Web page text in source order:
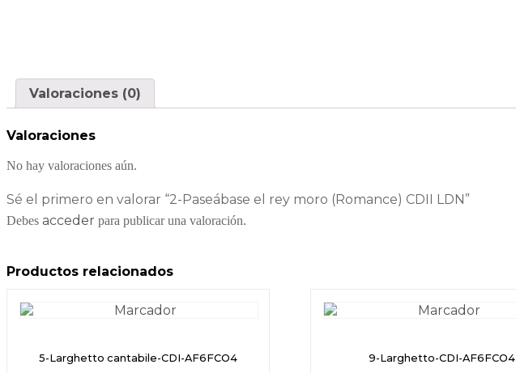
Valoraciones (0)
Valoraciones
No hay valoraciones aún.
Sé el primero en valorar “2-Paseábase el rey moro (Romance) CDII LDN”
Debes acceder para publicar una valoración.
Productos relacionados
5-Larghetto cantabile-CDI-AF6FCO4 9-Larghetto-CDI-AF6FCO4